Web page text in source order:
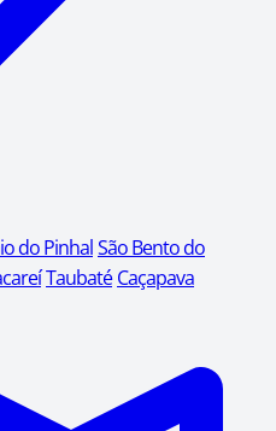
do PinhalSão Bento do
Taubaté Caçapava